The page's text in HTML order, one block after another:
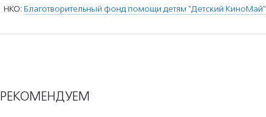
НКО: Благотворительный фонд помощи детям "Детский КиноМай"
РЕКОМЕНДУЕМ